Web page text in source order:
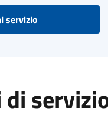
servizio